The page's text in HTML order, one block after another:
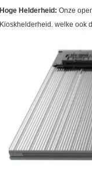
Hoge Helderheid: Onze
Kioskhelderheid. welke ook